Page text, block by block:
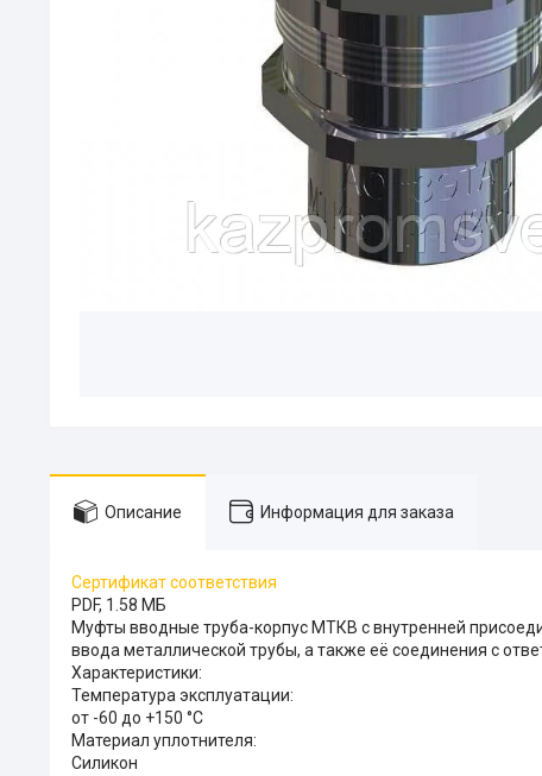
Описание Информация для заказа
Сертификат соответствия
PDF, 1.58 МБ
Муфты вводные труба-корпус МТКВ с внутренней
ввода металлической трубы, а также её соединения с
Характеристики:
Температура эксплуатации:
от -60 до +150 °С
Материал уплотнителя:
Силикон